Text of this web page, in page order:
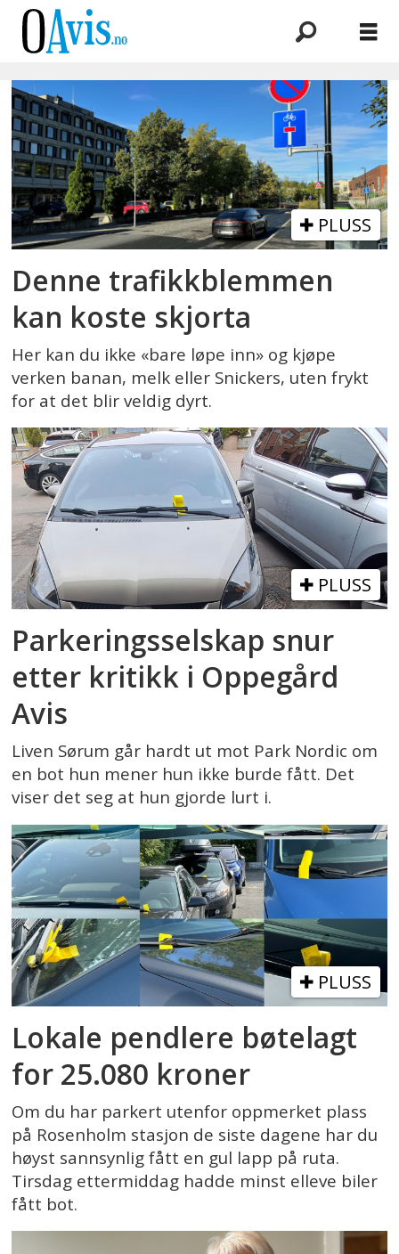
Emne:
parkeringsbot
PLUSS
Denne trafikkblemmen
kan koste skjorta
Her kan du ikke «bare løpe inn» og kjøpe
verken banan, melk eller Snickers, uten frykt
for at det blir veldig dyrt.
PLUSS
Parkeringsselskap snur
etter kritikk i Oppegård
Avis
Liven Sørum går hardt ut mot Park Nordic om
en bot hun mener hun ikke burde fått. Det
viser det seg at hun gjorde lurt i.
PLUSS
Lokale pendlere bøtelagt
for 25.080 kroner
Om du har parkert utenfor oppmerket plass
på Rosenholm stasjon de siste dagene har du
høyst sannsynlig fått en gul lapp på ruta.
Tirsdag ettermiddag hadde minst elleve biler
fått bot.